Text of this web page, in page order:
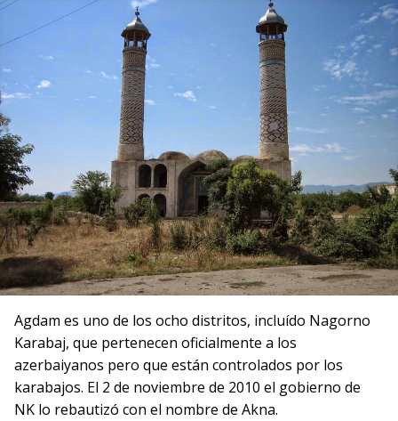
Agdam es uno de los ocho distritos, incluído Nagorno
Karabaj, que pertenecen oficialmente a los
azerbaiyanos pero que están controlados por los
karabajos. El 2 de noviembre de 2010 el gobierno de
NK lo rebautizó con el nombre de Akna.